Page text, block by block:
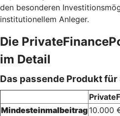
den besonderen
institutionellem Anleger.
Die
im Detail
Das passende Produkt für
Mindesteinmalbeitrag 10.000